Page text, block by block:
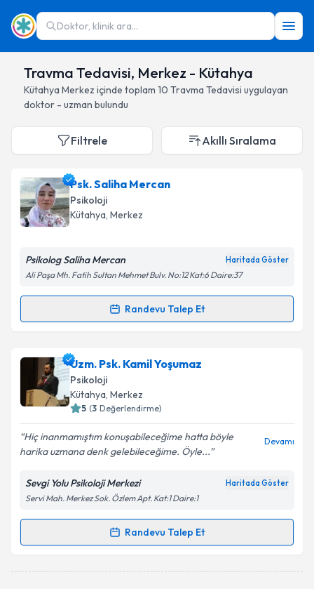
Doktor, klinik ara...
Travma Tedavisi, Merkez - Kütahya
Kütahya Merkez içinde toplam 10 Travma Tedavisi uygulayan
doktor - uzman bulundu
Filtrele Akıllı Sıralama
Psk. Saliha Mercan
Psikoloji
Kütahya, Merkez
Psikolog Saliha Mercan Haritada Göster
Ali Paşa Mh. Fatih Sultan Mehmet Bulv. No:12 Kat:6 Daire:37
Randevu Talep Et
Randevu Takvimi Talebi
Psk. Saliha Mercaniçin randevu takvimi talebi
oluşturun. Size bu uzmandan randevu almanız için bir
takvim hazırlandığında e-posta ile bilgilendireceğiz.
Kişisel verilerimin işlenmesine ilişkin
Aydınlatma
Metni'ni okudum ve kişisel verilerimin belirtilen
kapsamda işlenmesini kabul ediyorum.
Uzm. Psk. Kamil Yoşumaz
Psikoloji
Kütahya, Merkez
5 (3 Değerlendirme)
Hiç inanmamıştım konuşabileceğime hatta böyle
harika uzmana denk gelebileceğime. Öyle...
Devamı
Sevgi Yolu Psikoloji Merkezi Haritada Göster
Servi Mah. Merkez Sok. Özlem Apt. Kat:1 Daire:1
Randevu Talep Et
Randevu Takvimi Talebi